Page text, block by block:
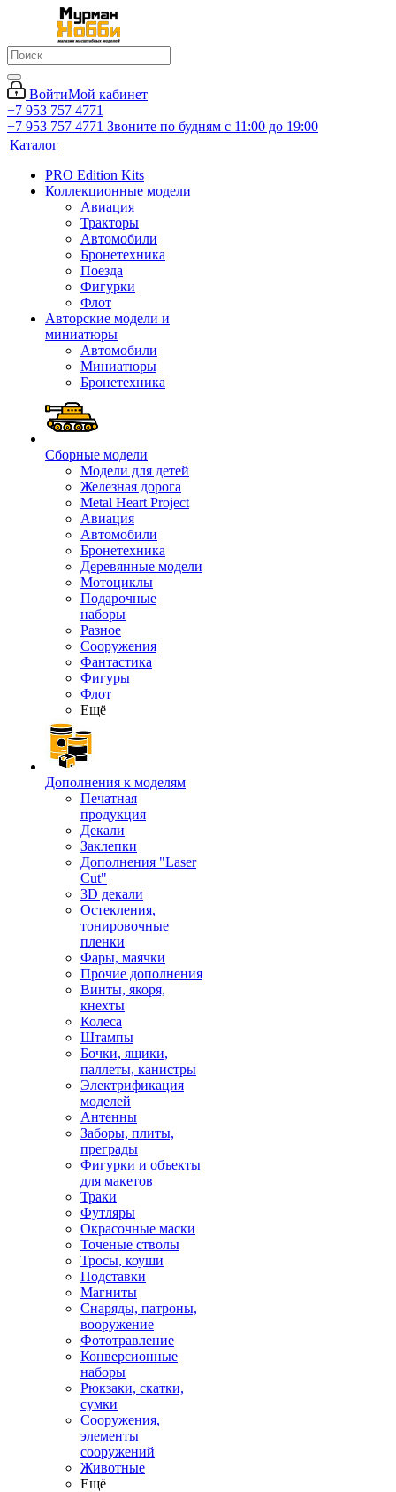
ВойтиМой кабинет
+7 953 757 4771
+7 953 757 4771 Звоните по будням с 11:00 до 19:00
Каталог
PRO Edition Kits
Коллекционные модели
Авиация
Тракторы
Автомобили
Бронетехника
Поезда
Фигурки
Флот
Авторские модели и
миниатюры
Автомобили
Миниатюры
Бронетехника
Сборные модели
Модели для детей
Железная дорога
Metal Heart Project
Авиация
Автомобили
Бронетехника
Деревянные модели
Мотоциклы
Подарочные
наборы
Разное
Сооружения
Фантастика
Фигуры
Флот
Ещё
Дополнения к моделям
Печатная
продукция
Декали
Заклепки
Дополнения "Laser
Cut"
3D декали
Остекления,
тонировочные
пленки
Фары, маячки
Прочие дополнения
Винты, якоря,
кнехты
Колеса
Штампы
Бочки, ящики,
паллеты, канистры
Электрификация
моделей
Антенны
Заборы, плиты,
преграды
Фигурки и объекты
для макетов
Траки
Футляры
Окрасочные маски
Точеные стволы
Тросы, коуши
Подставки
Магниты
Снаряды, патроны,
вооружение
Фототравление
Конверсионные
наборы
Рюкзаки, скатки,
сумки
Сооружения,
элементы
сооружений
Животные
Ещё